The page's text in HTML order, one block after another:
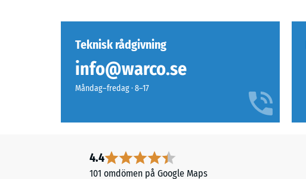
Teknisk rådgivning
info@warco.se
Måndag–fredag · 8–17
4.4
101 omdömen på Google Maps